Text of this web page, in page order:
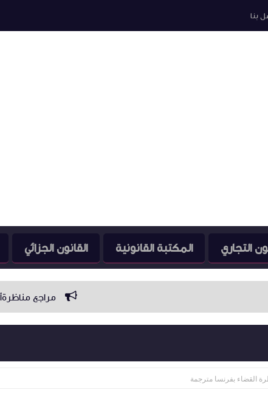
بنا
التجاري المكتبة القانونية القانون الجزائي
مراجع مناظرةأساتذة التعليم
القضاء بفرنسا مترجمة